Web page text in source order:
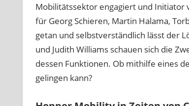
Mobilitätssektor engagiert und Initiator
für Georg Schieren, Martin Halama,
getan und selbstverständlich lässt der
und Judith Williams schauen sich die
dessen Funktionen. Ob mithilfe eines
gelingen kann?